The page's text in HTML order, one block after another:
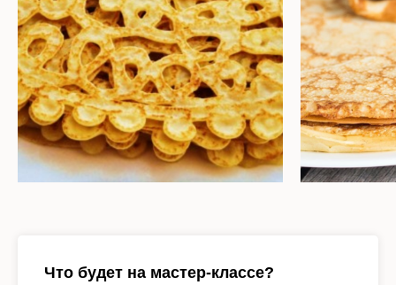
Что будет на мастер-классе?